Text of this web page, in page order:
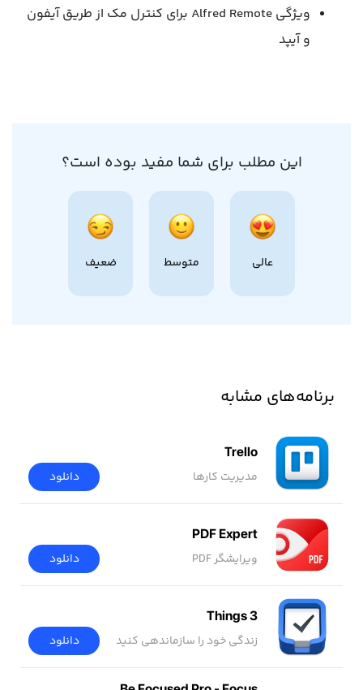
ویژگی Alfred Remote برای کنترل مک از طریق آیفون
و آیپد
این مطلب برای شما مفید بوده است؟
عالی متوسط ضعیف
برنامه‌های مشابه
Trello
مدیریت کارها دانلود
PDF Expert
ویرایشگر PDF دانلود
Things 3
زندگی خود را سازماندهی کنید دانلود